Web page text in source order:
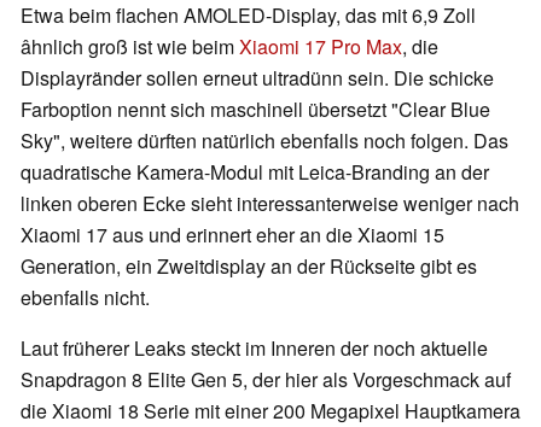
Etwa beim flachen AMOLED-Display, das mit 6,9 Zoll
âhnlich groß ist wie beimXiaomi 17 Pro Max, die
Displayränder sollen erneut ultradünn sein. Die schicke
Farboption nennt sich maschinell übersetzt "Clear Blue
Sky", weitere dürften natürlich ebenfalls noch folgen. Das
quadratische Kamera-Modul mit Leica-Branding an der
linken oberen Ecke sieht interessanterweise weniger nach
Xiaomi 17 aus und erinnert eher an die Xiaomi 15
Generation, ein Zweitdisplay an der Rückseite gibt es
ebenfalls nicht.
Laut früherer Leaks steckt im Inneren der noch aktuelle
Snapdragon 8 Elite Gen 5, der hier als Vorgeschmack auf
die Xiaomi 18 Serie mit einer 200 Megapixel Hauptkamera